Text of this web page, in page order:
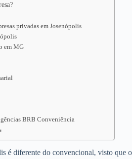
privadas em Josenópolis
em MG
BRB Conveniência
é diferente do convencional, visto